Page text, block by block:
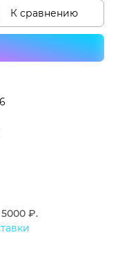
К сравнению
₽.